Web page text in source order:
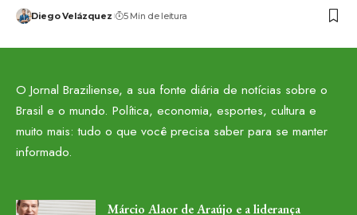
Diego Velázquez 5 Min de leitura
O Jornal Braziliense, a sua fonte diária de notícias sobre o
Brasil e o mundo. Política, economia, esportes, cultura e
muito mais: tudo o que você precisa saber para se manter
informado.
Márcio Alaor de Araújo e a liderança